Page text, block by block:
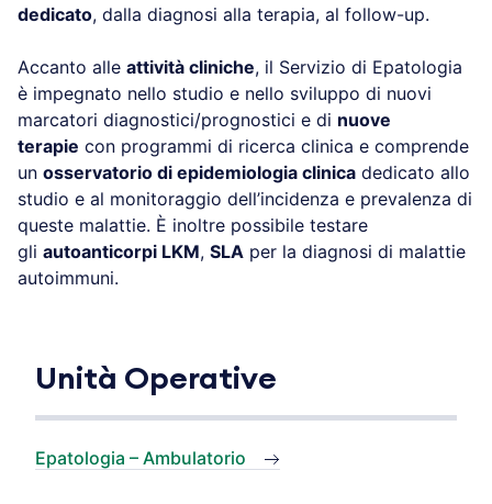
dedicato, dalla diagnosi alla terapia, al follow-up.
Accanto alle attività cliniche, il Servizio di Epatologia
è impegnato nello studio e nello sviluppo di nuovi
marcatori diagnostici/prognostici e di nuove
terapie con programmi di ricerca clinica e comprende
un osservatorio di epidemiologia clinica dedicato allo
studio e al monitoraggio dell’incidenza e prevalenza di
queste malattie. È inoltre possibile testare
gli autoanticorpi LKM, SLA per la diagnosi di malattie
autoimmuni.
Unità Operative
Epatologia – Ambulatorio